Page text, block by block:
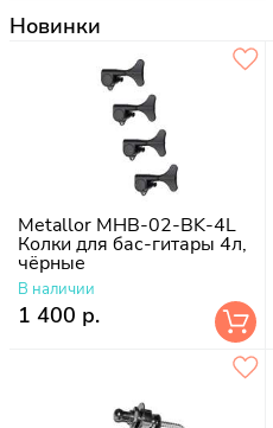
Новинки
Metallor MHB-02-BK-4L
Колки для бас-гитары 4л,
чёрные
В наличии
1 400 р.